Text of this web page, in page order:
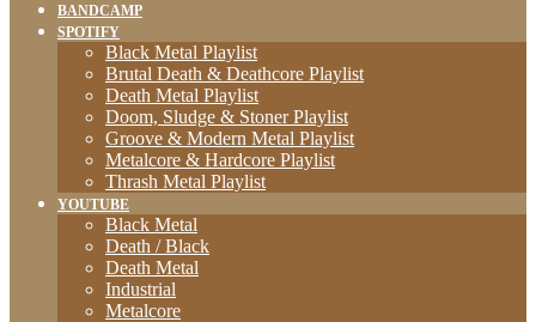
BANDCAMP
SPOTIFY
Black Metal Playlist
Brutal Death & Deathcore Playlist
Death Metal Playlist
Doom, Sludge & Stoner Playlist
Groove & Modern Metal Playlist
Metalcore & Hardcore Playlist
Thrash Metal Playlist
YOUTUBE
Black Metal
Death / Black
Death Metal
Industrial
Metalcore